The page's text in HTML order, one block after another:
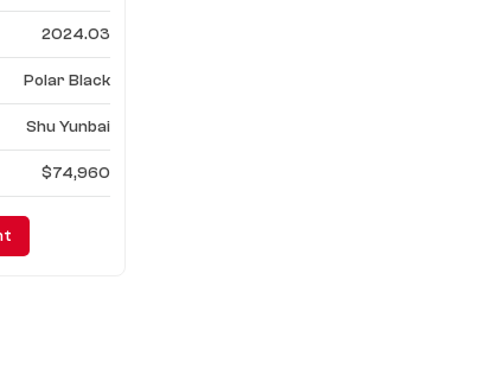
2024.03
Polar Black
Shu Yunbai
$74,960